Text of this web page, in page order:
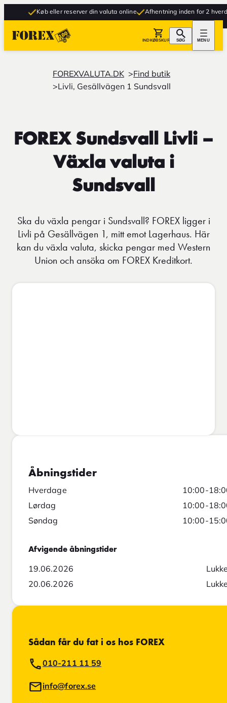
Køb eller reserver din valuta online Afhentning inden for 2
INDKØBSKURV SØG MENU
FOREXVALUTA.DK
Find butik
Livli, Gesällvägen 1 Sundsvall
FOREX Sundsvall Livli –
Växla valuta i
Sundsvall
Ska du växla pengar i Sundsvall? FOREX ligger i
Livli på Gesällvägen 1, mitt emot Lagerhaus. Här
kan du växla valuta, skicka pengar med Western
Union och ansöka om FOREX Kreditkort.
Åbningstider
Hverdage
10:00-
Lørdag
10:00-
Søndag
10:00-
Afvigende åbningstider
19.06.2026
20.06.2026
Sådan får du fat i os hos FOREX
010-211 11 59
info@forex.se